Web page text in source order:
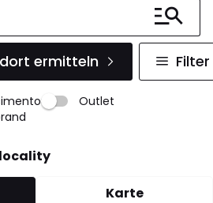
ermitteln Filter
Outlet
Karte